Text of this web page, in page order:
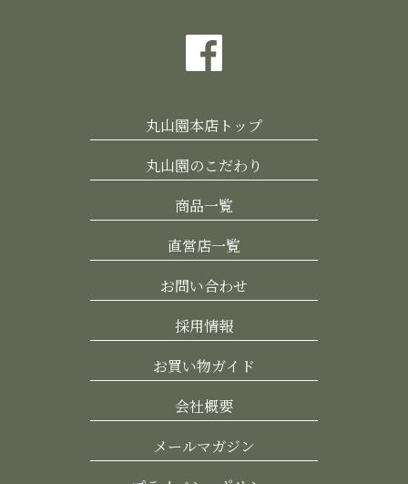
丸山園本店トップ
丸山園のこだわり
商品一覧
直営店一覧
お問い合わせ
採用情報
お買い物ガイド
会社概要
メールマガジン